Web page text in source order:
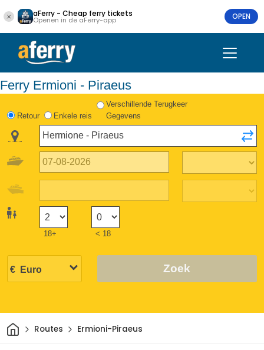
aFerry - Cheap ferry tickets
Openen in de aFerry-app OPEN
Ferry Ermioni - Piraeus
Retour Enkele reis
Verschillende Terugkeer
Gegevens
18+ < 18
Zoek
ThuisRoutes Ermioni-Piraeus